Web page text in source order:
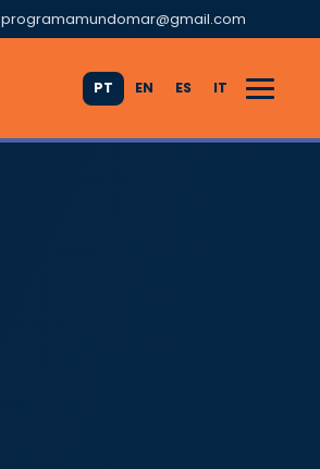
programamundomar@gmail.com
PT EN ES IT